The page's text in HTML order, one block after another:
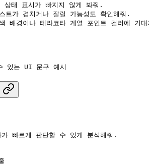
태 표시가 빠지지 않게 봐줘.
트가 겹치거나 잘릴 가능성도 확인해줘.
배경이나 테라코타 계열 포인트 컬러에 기
있는 UI 문구 예시
가 빠르게 판단할 수 있게 분석해줘.